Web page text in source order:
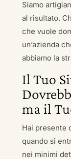
Siamo
al risultato.
che vuole
un’azienda
abbiamo la
Il Tuo
ma il
Hai presente
quando si
nei minimi